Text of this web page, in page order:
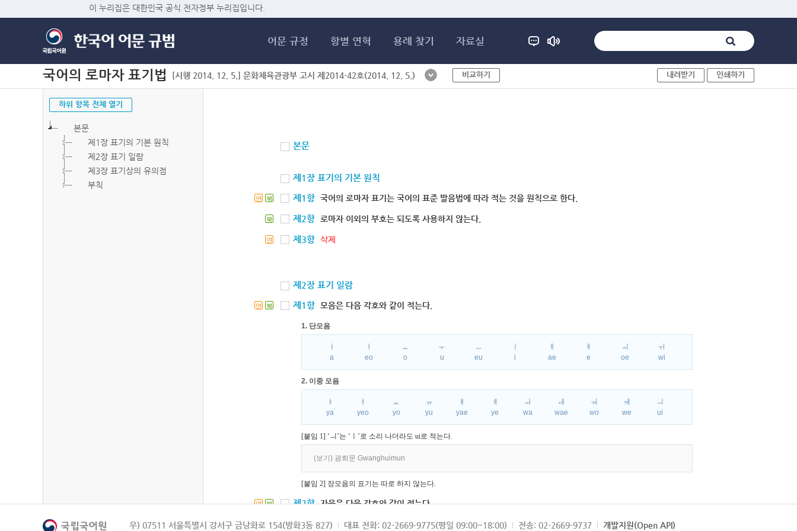
이 누리집은 대한민국 공식 전자정부 누리집입니다.
어문 규정 항별 연혁 용례 찾기 자료실
국어의 로마자 표기법 [시행 2014. 12. 5.] 문화체육관광부 고시 제2014-42호(2014. 12. 5.) 비교하기 내려받기 인쇄하기
하위 항목 전체 열기
본문
제1장 표기의 기본 원칙
제2장 표기 일람
제3장 표기상의 유의점
부칙
본문
제1장 표기의 기본 원칙
연 북 제1항 국어의 로마자 표기는 국어의 표준 발음법에 따라 적는 것을 원칙으로 한다.
북 제2항 로마자 이외의 부호는 되도록 사용하지 않는다.
연 제3항 삭제
제2장 표기 일람
연 북 제1항 모음은 다음 각호와 같이 적는다.
1. 단모음
ㅏ
a
ㅓ
eo
ㅗ
o
ㅜ
u
ㅡ
eu
i
ㅐ
ae
ㅔ
e
ㅚ
oe
ㅟ
wi
2. 이중 모음
ㅑ
ya
ㅕ
yeo
ㅛ
yo
ㅠ
yu
ㅒ
yae
ㅖ
ye
ㅘ
wa
ㅙ
wae
ㅝ
wo
ㅞ
we
ㅢ
ui
[붙임 1] ‘ㅢ’는 ‘ㅣ’로 소리 나더라도 ui로 적는다.
(보기) 광희문 Gwanghuimun
[붙임 2] 장모음의 표기는 따로 하지 않는다.
연 북 제2항 자음은 다음 각호와 같이 적는다.
1. 파열음
우) 07511 서울특별시 강서구 금낭화로 154(방화3동 827) 대표 전화: 02-2669-9775(평일 09:00~18:00) 전송: 02-2669-9737 개발지원(Open API)